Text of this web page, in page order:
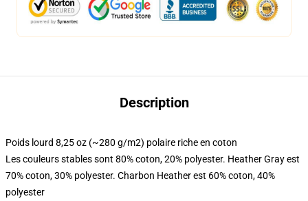
Description
Poids lourd 8,25 oz (~280 g/m2) polaire riche en coton
Les couleurs stables sont 80% coton, 20% polyester. Heather Gray est
70% coton, 30% polyester. Charbon Heather est 60% coton, 40%
polyester